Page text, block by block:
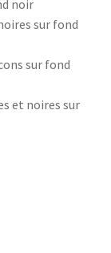
noir
sur fond
sur fond
et noires sur